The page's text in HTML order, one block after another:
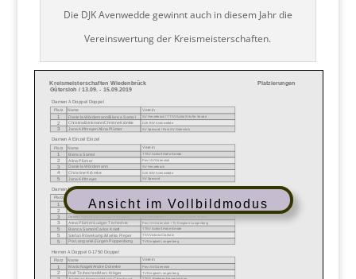
Die DJK Avenwedde gewinnt auch in diesem Jahr die
Vereinswertung der Kreismeisterschaften.
Ansicht im Vollbildmodus